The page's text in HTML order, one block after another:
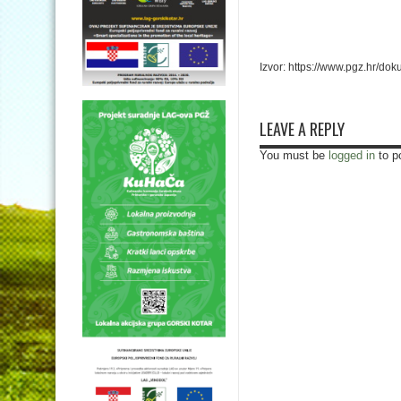
Izvor: https://www.pgz.hr/
LEAVE A REPLY
You must be logged in to